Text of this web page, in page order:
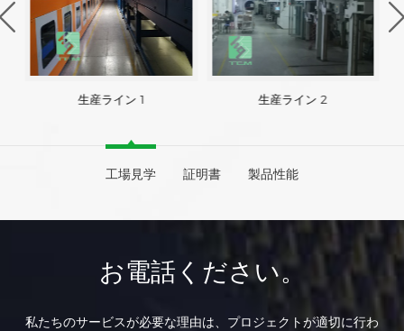
生産ライン 1 生産ライン 2
工場見学 証明書 製品性能
お電話ください。
私たちのサービスが必要な理由は、プロジェクトが適切に行わ